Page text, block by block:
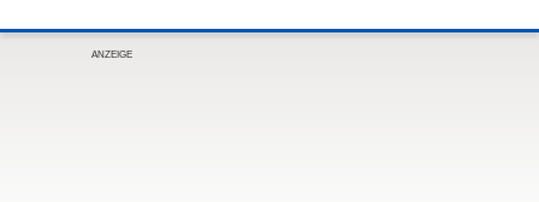
ANZEIGE